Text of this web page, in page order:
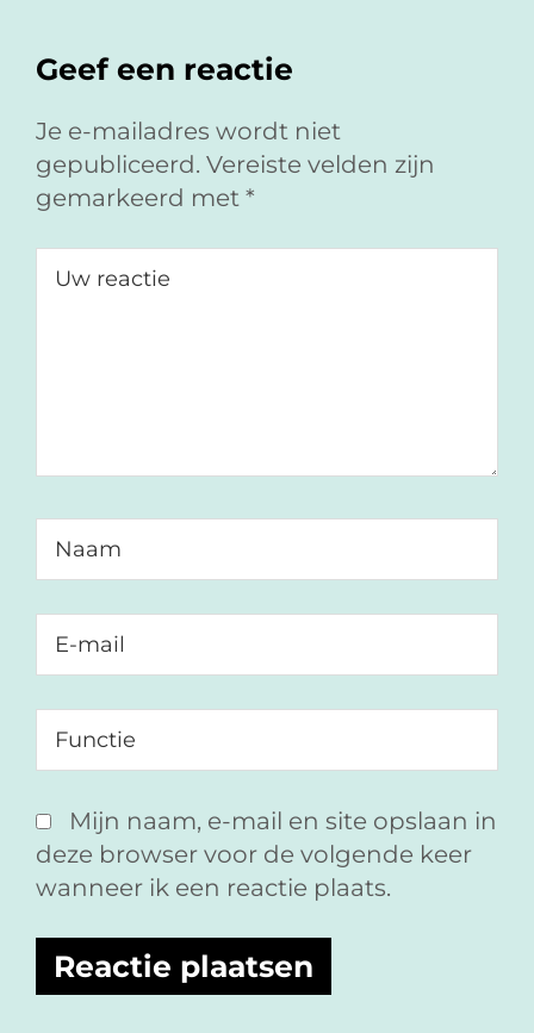
Geef een reactie
Je e-mailadres wordt niet
gepubliceerd. Vereiste velden zijn
gemarkeerd met *
Mijn naam, e-mail en site opslaan in
deze browser voor de volgende keer
wanneer ik een reactie plaats.